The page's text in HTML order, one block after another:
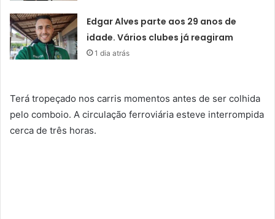
Edgar Alves parte aos 29 anos de
idade. Vários clubes já reagiram
1 dia atrás
Terá tropeçado nos carris momentos antes de ser colhida
pelo comboio. A circulação ferroviária esteve interrompida
cerca de três horas.